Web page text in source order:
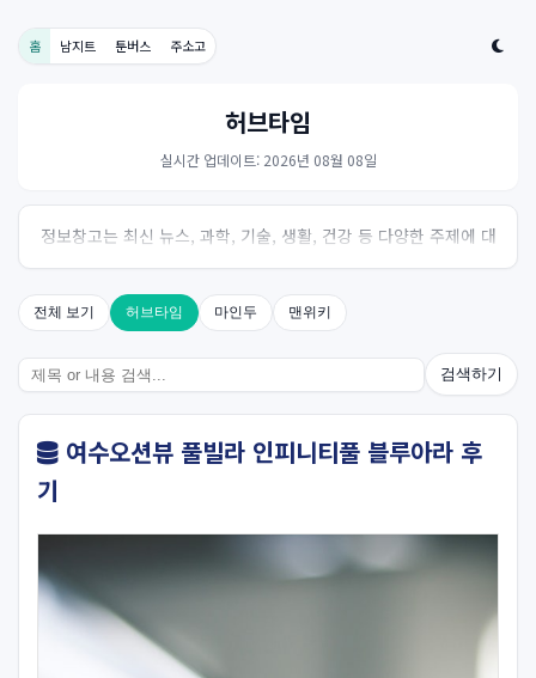
홈 남지트 툰버스 주소고
허브타임
실시간 업데이트: 2026년 08월 08일
정보창고는 최신 뉴스, 과학, 기술, 생활, 건강 등 다양한 주제에 대
한 신뢰성 있는 정보를 제공하는 온라인 자료실입니다.
전체 보기 허브타임 마인두 맨위키
검색하기
여수오션뷰 풀빌라 인피니티풀 블루아라 후
기